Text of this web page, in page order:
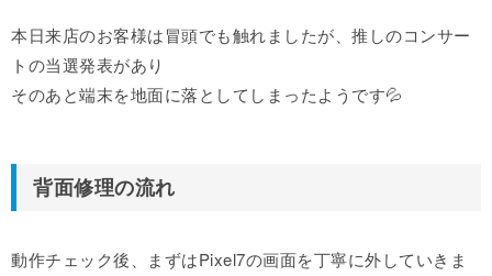
本日来店のお客様は冒頭でも触れましたが、推しのコンサー
トの当選発表があり
そのあと端末を地面に落としてしまったようです💦
背面修理の流れ
動作チェック後、まずはPixel7の画面を丁寧に外していきま